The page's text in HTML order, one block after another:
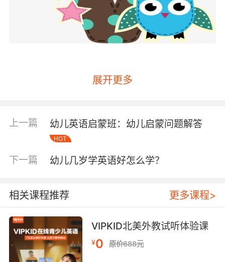
幼儿英语机构第一点：首先要考察培训机构的办
高品质的幼儿园英语培训机构肯定是要有强有力
的质量保障的，我们在选择培训机构的时候也要
注意调查、了解其办学的背景，这一点是很重要
的但是很多家长都会忽视。因为目前市面上很多
择，这才是保证孩子好好学习的先决条件。
幼儿英语机构第二点：然后看教学环境和班级人
数
展开更多
上一篇 幼儿英语启蒙班：幼儿启蒙问题解答
HOT
下一篇 幼儿几岁学英语好怎么学？
相关课程推荐 更多课程>
VIPKID北美外教试听体验课
¥0 原价688元